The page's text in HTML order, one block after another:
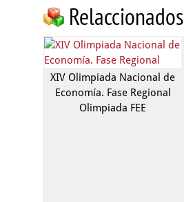
Relaccionados
XIV Olimpiada Nacional de
Economía. Fase Regional
Olimpiada FEE